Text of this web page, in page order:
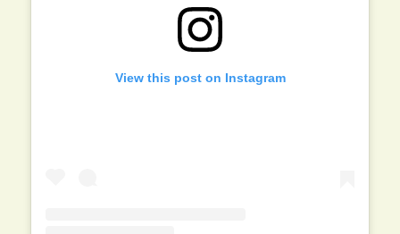
View this post on Instagram